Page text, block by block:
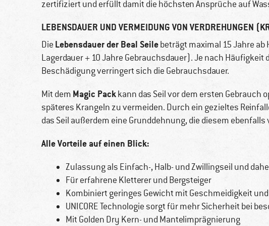
zertifiziert und erfüllt damit die höchsten Ansprüche auf
LEBENSDAUER UND VERMEIDUNG VON VERDREHUNGEN
Die Lebensdauer der Beal Seilebeträgt maximal 15 Jahre
Lagerdauer + 10 Jahre Gebrauchsdauer). Je nach Häufigkeit
Beschädigung verringert sich die Gebrauchsdauer.
Mit dem Magic Packkann das Seil vor dem ersten Gebrauch
späteres Krangeln zu vermeiden. Durch ein gezieltes
das Seil außerdem eine Grunddehnung, die diesem ebenfalls
Alle Vorteile auf einen Blick:
Zulassung als Einfach-, Halb- und Zwillingseil und
Für erfahrene Kletterer und Bergsteiger
Kombiniert geringes Gewicht mit Geschmeidigkeit
UNICORE Technologie sorgt für mehr Sicherheit bei
Mit Golden Dry Kern- und Mantelimprägnierung